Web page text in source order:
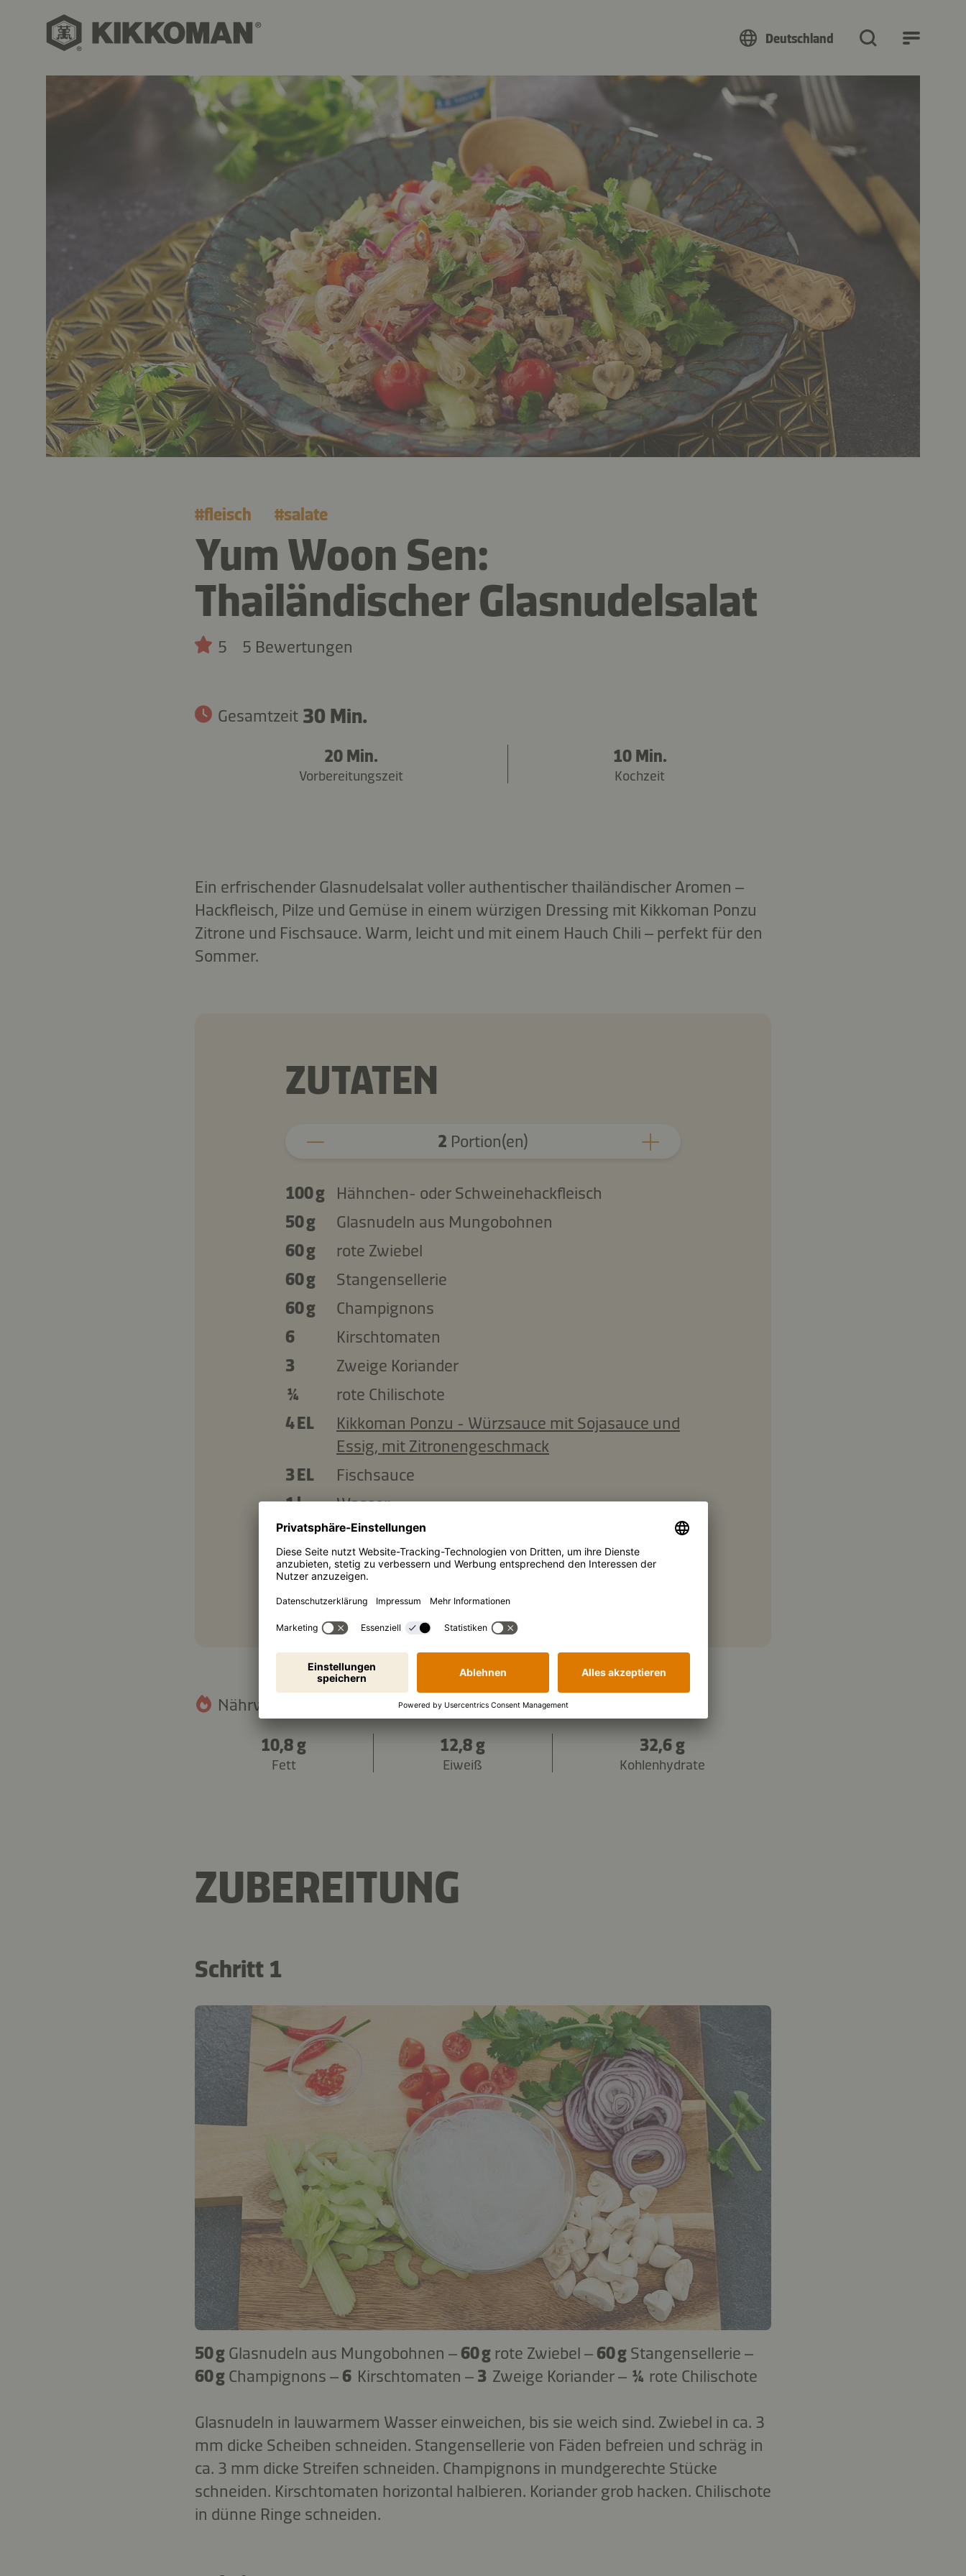
Deutschland
#fleisch #salate
Yum Woon Sen:
Thailändischer Glasnudelsalat
5 5 Bewertungen
Gesamtzeit 30 Min.
20 Min.
Vorbereitungszeit
10 Min.
Kochzeit
Ein erfrischender Glasnudelsalat voller authentischer thailändischer Aromen –
Hackfleisch, Pilze und Gemüse in einem würzigen Dressing mit Kikkoman Ponzu
Zitrone und Fischsauce. Warm, leicht und mit einem Hauch Chili – perfekt für den
Sommer.
ZUTATEN
2 Portion(en)
100 g
Hähnchen- oder Schweinehackfleisch
50 g
Glasnudeln aus Mungobohnen
60 g
rote Zwiebel
60 g
Stangensellerie
60 g
Champignons
6
Kirschtomaten
3
Zweige Koriander
¼
rote Chilischote
4 EL
Kikkoman Ponzu - Würzsauce mit Sojasauce und
Essig, mit Zitronengeschmack
3 EL
Fischsauce
1 l
Wasser
Nährwertangaben (pro Portion): 1.161 kJ/277 kcal
10,8 g
Fett
12,8 g
Eiweiß
32,6 g
Kohlenhydrate
ZUBEREITUNG
Schritt 1
50 g Glasnudeln aus Mungobohnen – 60 g rote Zwiebel – 60 g Stangensellerie –
60 g Champignons – 6 Kirschtomaten – 3 Zweige Koriander – ¼ rote Chilischote
Glasnudeln in lauwarmem Wasser einweichen, bis sie weich sind. Zwiebel in ca. 3
mm dicke Scheiben schneiden. Stangensellerie von Fäden befreien und schräg in
ca. 3 mm dicke Streifen schneiden. Champignons in mundgerechte Stücke
schneiden. Kirschtomaten horizontal halbieren. Koriander grob hacken. Chilischote
in dünne Ringe schneiden.